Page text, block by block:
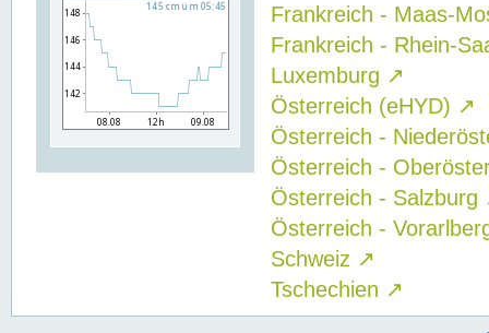
Frankreich - Maas-
Frankreich - Rhein-
Luxemburg ↗
Österreich (eHYD) ↗
Österreich -
Österreich -
Österreich - Salzburg
Österreich -
Schweiz ↗
Tschechien ↗